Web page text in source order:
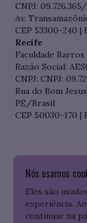
Nós usamos
Eles são
experiência.
continuar na
CNPJ:
Av.
CEP 53300-240 |
Recife
Faculdade
Razão Social:
CNPJ: CNPJ:
Rua do Bom
PE/Brasil
CEP 50030-170 |
Consulte o